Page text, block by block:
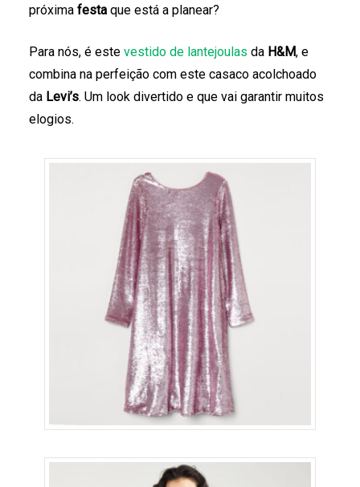
próxima festaque está a planear?
Para nós, é este vestido de lantejoulas da H&M, e
combina na perfeição com este casaco acolchoado
daLevi’s. Um look divertido e que vai garantir muitos
elogios.